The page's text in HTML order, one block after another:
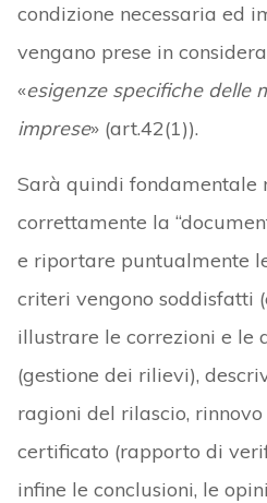
condizione necessaria ed
vengano prese in
«esigenze specifiche delle
imprese» (art.42(1)).
Sarà quindi fondamentale
correttamente la
e riportare puntualmente
criteri vengono soddisfatti
illustrare le correzioni e le
(gestione dei rilievi),
ragioni del rilascio,
certificato (rapporto di
infine le conclusioni, le